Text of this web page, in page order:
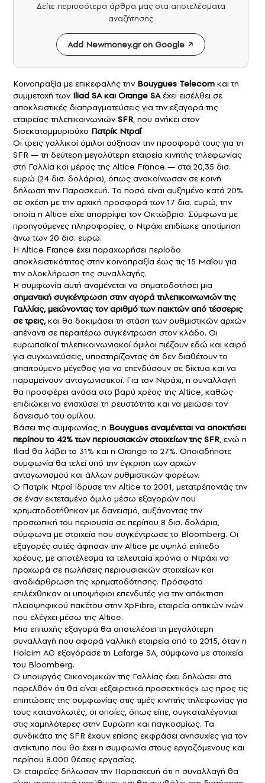
Δείτε περισσότερα άρθρα μας στα αποτελέσματα
αναζήτησης
Add Newmoney.gr on Google
Κοινοπραξία με επικεφαλής την Bouygues Telecom και τη
συμμετοχή των Iliad SA και Orange SAέχει εισέλθει σε
αποκλειστικές διαπραγματεύσεις για την εξαγορά της
εταιρείας τηλεπικοινωνιώνSFR, που ανήκει στον
δισεκατομμυριούχο Πατρίκ Ντραΐ
Οι τρεις γαλλικοί όμιλοι αύξησαν την προσφορά τους για τη
SFR — τη δεύτερη μεγαλύτερη εταιρεία κινητής τηλεφωνίας
στη Γαλλία και μέρος της Altice France — στα 20,35 δισ.
ευρώ (24 δισ. δολάρια), όπως ανακοίνωσαν σε κοινή
δήλωση την Παρασκευή. Το ποσό είναι αυξημένο κατά 20%
σε σχέση με την αρχική προσφορά των 17 δισ. ευρώ, την
οποία η Altice είχε απορρίψει τον Οκτώβριο. Σύμφωνα με
προηγούμενες πληροφορίες, ο Ντράχι επιδίωκε αποτίμηση
άνω των 20 δισ. ευρώ.
Η Altice France έχει παραχωρήσει περίοδο
αποκλειστικότητας στην κοινοπραξία έως τις 15 Μαΐου για
την ολοκλήρωση της συναλλαγής.
Η συμφωνία αυτή αναμένεται να σηματοδοτήσει μια
σημαντική συγκέντρωση στην αγορά τηλεπικοινωνιών της
Γαλλίας, μειώνοντας τον αριθμό των παικτών από τέσσερις
σε τρεις,και θα δοκιμάσει τη στάση των ρυθμιστικών αρχών
απέναντι σε περαιτέρω συγκέντρωση στον κλάδο. Οι
ευρωπαϊκοί τηλεπικοινωνιακοί όμιλοι πιέζουν εδώ και καιρό
για συγχωνεύσεις, υποστηρίζοντας ότι δεν διαθέτουν το
απαιτούμενο μέγεθος για να επενδύσουν σε δίκτυα και να
παραμείνουν ανταγωνιστικοί. Για τον Ντράχι, η συναλλαγή
θα προσφέρει ανάσα στο βαρύ χρέος της Altice, καθώς
επιδιώκει να ενισχύσει τη ρευστότητα και να μειώσει τον
δανεισμό του ομίλου.
Βάσει της συμφωνίας, η Bouygues αναμένεται να αποκτήσει
περίπου το 42% των περιουσιακών στοιχείων της SFR, ενώ η
Iliad θα λάβει το 31% και η Orange το 27%. Οποιαδήποτε
συμφωνία θα τελεί υπό την έγκριση των αρχών
ανταγωνισμού και άλλων ρυθμιστικών φορέων.
Ο Πατρίκ Ντραΐ ίδρυσε την Altice το 2001, μετατρέποντάς την
σε έναν εκτεταμένο όμιλο μέσω εξαγορών που
χρηματοδοτήθηκαν με δανεισμό, αυξάνοντας την
προσωπική του περιουσία σε περίπου 8 δισ. δολάρια,
σύμφωνα με στοιχεία που συγκέντρωσε το Bloomberg. Οι
εξαγορές αυτές άφησαν την Altice με υψηλό επίπεδο
χρέους, με αποτέλεσμα τα τελευταία χρόνια ο Ντράχι να
προχωρά σε πωλήσεις περιουσιακών στοιχείων και
αναδιάρθρωση της χρηματοδότησης. Πρόσφατα
επιλέχθηκαν οι υποψήφιοι επενδυτές για την απόκτηση
πλειοψηφικού πακέτου στην XpFibre, εταιρεία οπτικών ινών
που ελέγχει μέσω της Altice.
Μια επιτυχής εξαγορά θα αποτελέσει τη μεγαλύτερη
συναλλαγή που αφορά γαλλική εταιρεία από το 2015, όταν η
Holcim AG εξαγόρασε τη Lafarge SA, σύμφωνα με στοιχεία
του Bloomberg.
Ο υπουργός Οικονομικών της Γαλλίας έχει δηλώσει στο
παρελθόν ότι θα είναι «εξαιρετικά προσεκτικός» ως προς τις
επιπτώσεις της συμφωνίας στις τιμές κινητής τηλεφωνίας για
τους καταναλωτές, οι οποίες, όπως είπε, συγκαταλέγονται
στις χαμηλότερες στην Ευρώπη και παγκοσμίως. Τα
συνδικάτα της SFR έχουν επίσης εκφράσει ανησυχίες για τον
αντίκτυπο που θα έχει η συμφωνία στους εργαζόμενους και
περίπου 8.000 θέσεις εργασίας.
Οι εταιρείες δήλωσαν την Παρασκευή ότι η συναλλαγή θα